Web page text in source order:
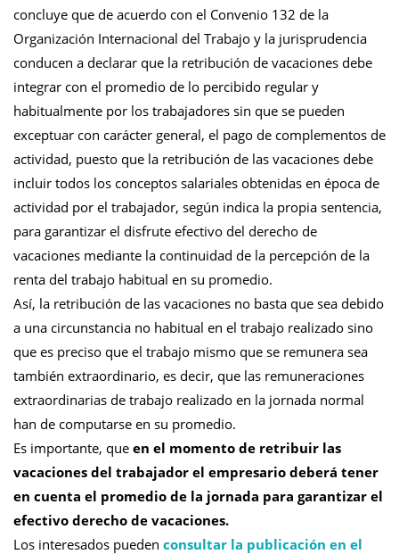
concluye que de acuerdo con el Convenio 132 de la
Organización Internacional del Trabajo y la jurisprudencia
conducen a declarar que la retribución de vacaciones debe
integrar con el promedio de lo percibido regular y
habitualmente por los trabajadores sin que se pueden
exceptuar con carácter general, el pago de complementos de
actividad, puesto que la retribución de las vacaciones debe
incluir todos los conceptos salariales obtenidas en época de
actividad por el trabajador, según indica la propia sentencia,
para garantizar el disfrute efectivo del derecho de
vacaciones mediante la continuidad de la percepción de la
renta del trabajo habitual en su promedio.
Así, la retribución de las vacaciones no basta que sea debido
a una circunstancia no habitual en el trabajo realizado sino
que es preciso que el trabajo mismo que se remunera sea
también extraordinario, es decir, que las remuneraciones
extraordinarias de trabajo realizado en la jornada normal
han de computarse en su promedio.
Es importante, que en el momento de retribuir las
vacaciones del trabajador el empresario deberá tener
en cuenta el promedio de la jornada para garantizar el
efectivo derecho de vacaciones.
Los interesados pueden consultar la publicación en el